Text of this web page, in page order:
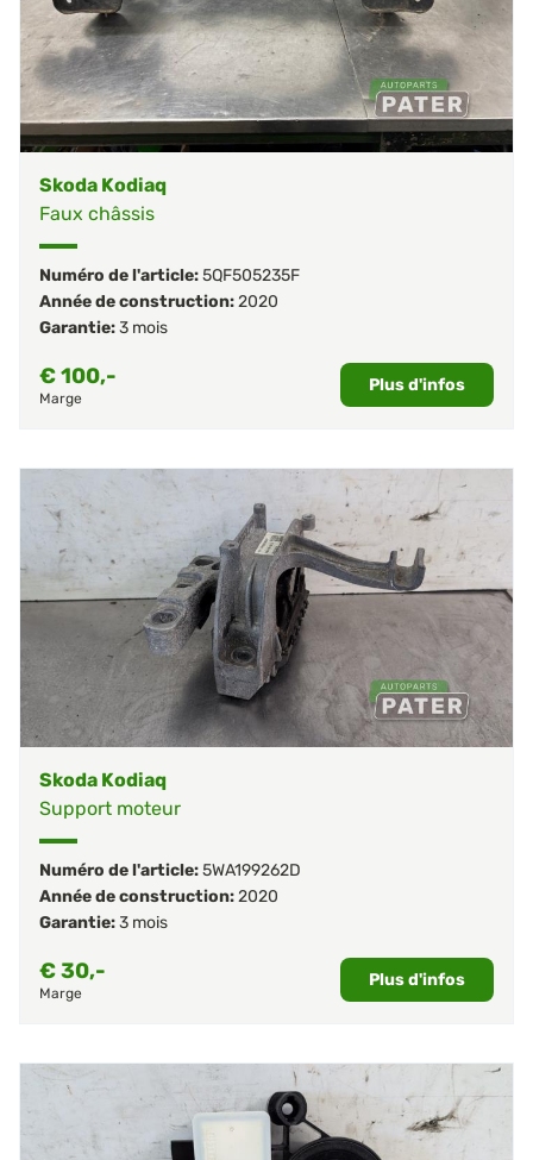
Skoda Kodiaq
Faux châssis
Numéro de l'article:5QF505235F
Année de construction:2020
Garantie:3 mois
€100,-
Marge
Plus d'infos
Skoda Kodiaq
Support moteur
Numéro de l'article:5WA199262D
Année de construction:2020
Garantie:3 mois
€30,-
Marge
Plus d'infos